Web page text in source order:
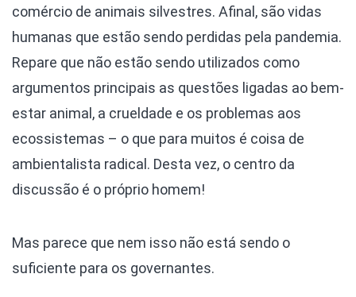
comércio de animais silvestres. Afinal, são vidas
humanas que estão sendo perdidas pela pandemia.
Repare que não estão sendo utilizados como
argumentos principais as questões ligadas ao bem-
estar animal, a crueldade e os problemas aos
ecossistemas – o que para muitos é coisa de
ambientalista radical. Desta vez, o centro da
discussão é o próprio homem!
Mas parece que nem isso não está sendo o
suficiente para os governantes.